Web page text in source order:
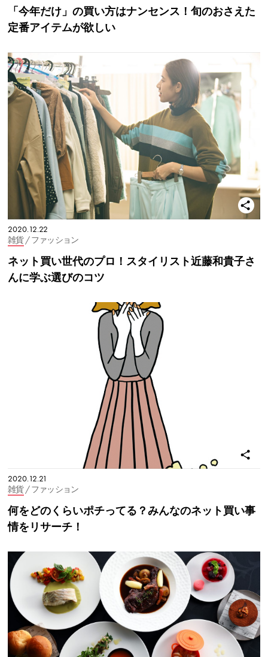
「今年だけ」の買い方はナンセンス！旬のおさえた
定番アイテムが欲しい
2020.12.22
雑貨/ ファッション
ネット買い世代のプロ！スタイリスト近藤和貴子さ
んに学ぶ選びのコツ
2020.12.21
雑貨/ ファッション
何をどのくらいポチってる？みんなのネット買い事
情をリサーチ！